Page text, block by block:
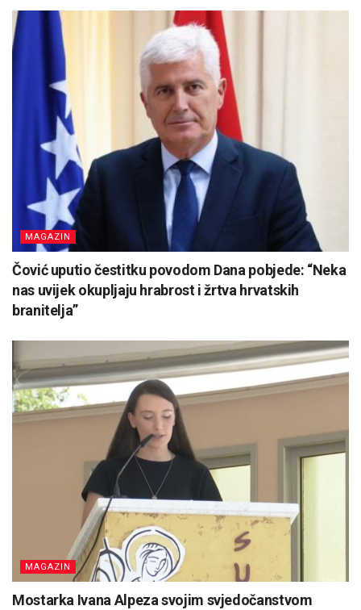
MAGAZIN
Čović uputio čestitku povodom Dana pobjede: “Neka
nas uvijek okupljaju hrabrost i žrtva hrvatskih
branitelja”
MAGAZIN
Mostarka Ivana Alpeza svojim svjedočanstvom